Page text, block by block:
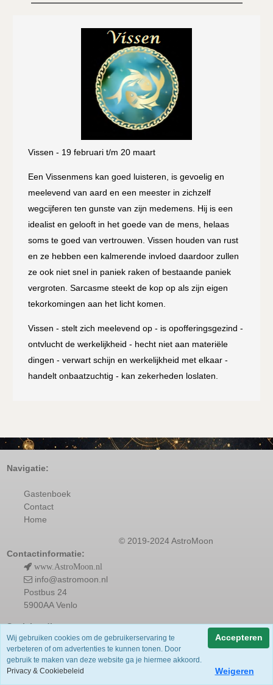
Vissen - 19 februari t/m 20 maart
Een Vissenmens kan goed luisteren, is gevoelig en
meelevend van aard en een meester in zichzelf
wegcijferen ten gunste van zijn medemens. Hij is een
idealist en gelooft in het goede van de mens, helaas
soms te goed van vertrouwen. Vissen houden van rust
en ze hebben een kalmerende invloed daardoor zullen
ze ook niet snel in paniek raken of bestaande paniek
vergroten. Sarcasme steekt de kop op als zijn eigen
tekorkomingen aan het licht komen.
Vissen - stelt zich meelevend op - is opofferingsgezind -
ontvlucht de werkelijkheid - hecht niet aan materiële
dingen - verwart schijn en werkelijkheid met elkaar -
handelt onbaatzuchtig - kan zekerheden loslaten.
Navigatie:
Gastenboek
Contact
Home
© 2019-2024 AstroMoon
Contactinformatie:
www.AstroMoon.nl
info@astromoon.nl
Postbus 24
5900AA Venlo
Socialmedia:
Jeeigenweb
Wij gebruiken cookies om de gebruikerservaring te
verbeteren of om advertenties te kunnen tonen. Door
gebruik te maken van deze website ga je hiermee akkoord.
Privacy & Cookiebeleid
Accepteren
Weigeren